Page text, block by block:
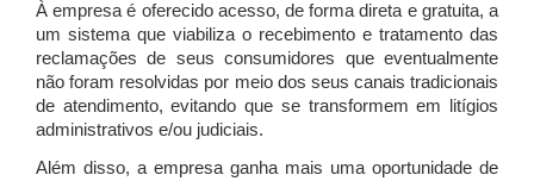
À empresa é oferecido acesso, de forma direta e gratuita, a
um sistema que viabiliza o recebimento e tratamento das
reclamações de seus consumidores que eventualmente
não foram resolvidas por meio dos seus canais tradicionais
de atendimento, evitando que se transformem em litígios
administrativos e/ou judiciais.
Além disso, a empresa ganha mais uma oportunidade de